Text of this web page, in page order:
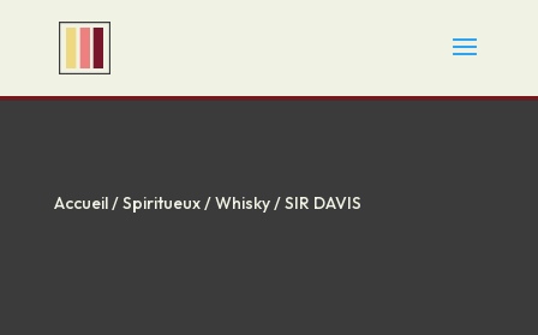
Accueil/Spiritueux/Whisky/ SIR DAVIS